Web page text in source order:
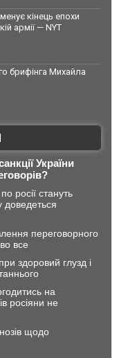
кінець епохи
армії — NYT
брифінга Михайла
України
росії стануть
доведеться
переговорного
все
здоровий глузд і
на
росіяни не
щодо